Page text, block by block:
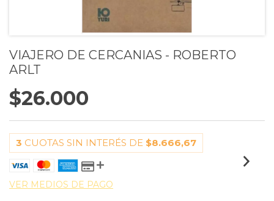
VIAJERO DE CERCANIAS - ROBERTO
ARLT
$26.000
3 CUOTAS SIN INTERÉS DE $8.666,67
VER MEDIOS DE PAGO